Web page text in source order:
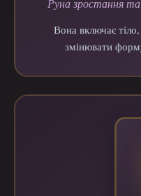
Руна зростання
Вона включає тіло,
змінювати